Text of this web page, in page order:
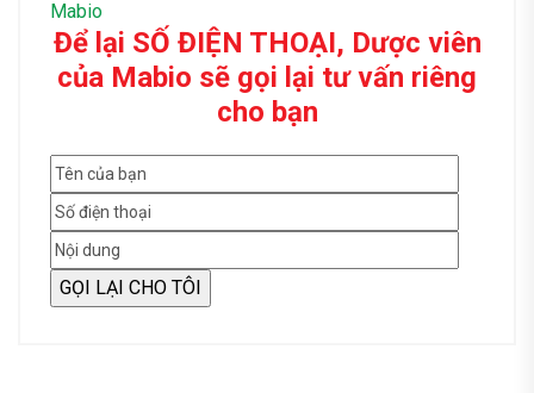
Để lại SỐ ĐIỆN THOẠI, Dược viên
của Mabio sẽ gọi lại tư vấn riêng
cho bạn